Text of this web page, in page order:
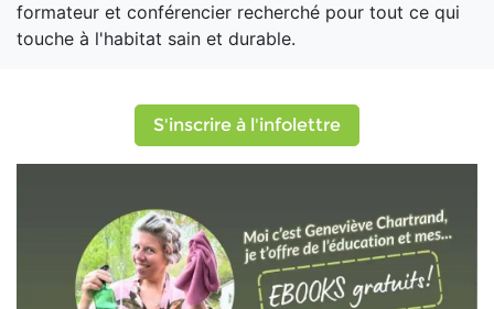
formateur et conférencier recherché pour tout ce qui
touche à l'habitat sain et durable.
S'inscrire à l'infolettre